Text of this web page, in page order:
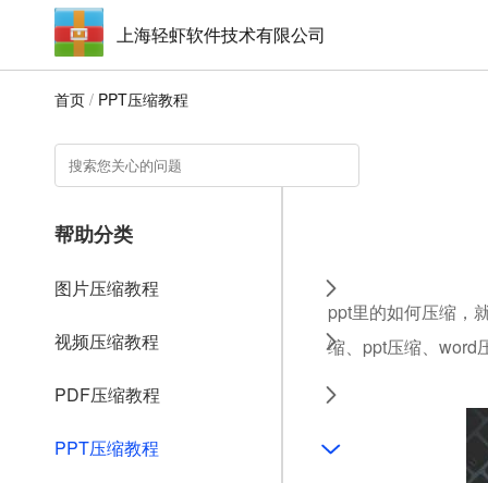
上海轻虾软件技术有限公司
首页 / PPT压缩教程
帮助分类
图片压缩教程
视频压缩教程
PDF压缩教程
PPT压缩教程
ppt里的如何压缩，
缩、ppt压缩、word